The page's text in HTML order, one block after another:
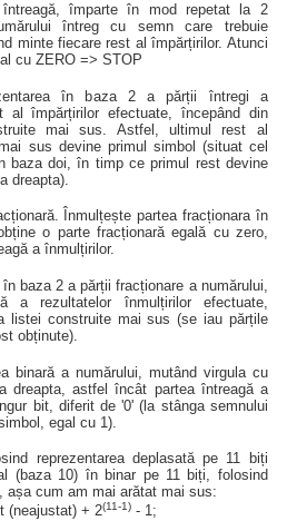
împarte în mod repetat la 2
întreg cu semn care trebuie
minte fiecare rest al împărțirilor. Atunci
cu ZERO => STOP
în baza 2 a părții întregi a
al împărțirilor efectuate, începând din
mai sus. Astfel, ultimul rest al
sus devine primul simbol (situat cel
baza doi, în timp ce primul rest devine
dreapta).
Înmulțește partea fracționara în
o parte fracționară egală cu zero,
a înmulțirilor.
baza 2 a părții fracționare a numărului,
a rezultatelor înmulțirilor efectuate,
listei construite mai sus (se iau părțile
obținute).
binară a numărului, mutând virgula cu
dreapta, astfel încât partea întreagă a
bit, diferit de '0' (la stânga semnului
egal cu 1).
reprezentarea deplasată pe 11 biți
(baza 10) în binar pe 11 biți, folosind
așa cum am mai arătat mai sus:
(neajustat) + 2(11-1) - 1;